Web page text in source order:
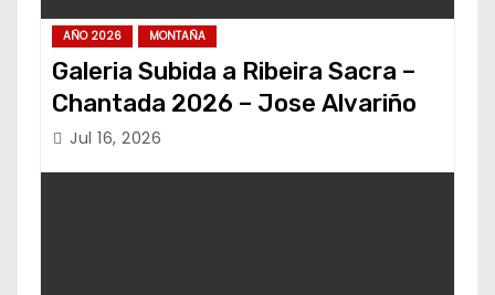
AÑO 2026 MONTAÑA
Galeria Subida a Ribeira Sacra –
Chantada 2026 – Jose Alvariño
Jul 16, 2026